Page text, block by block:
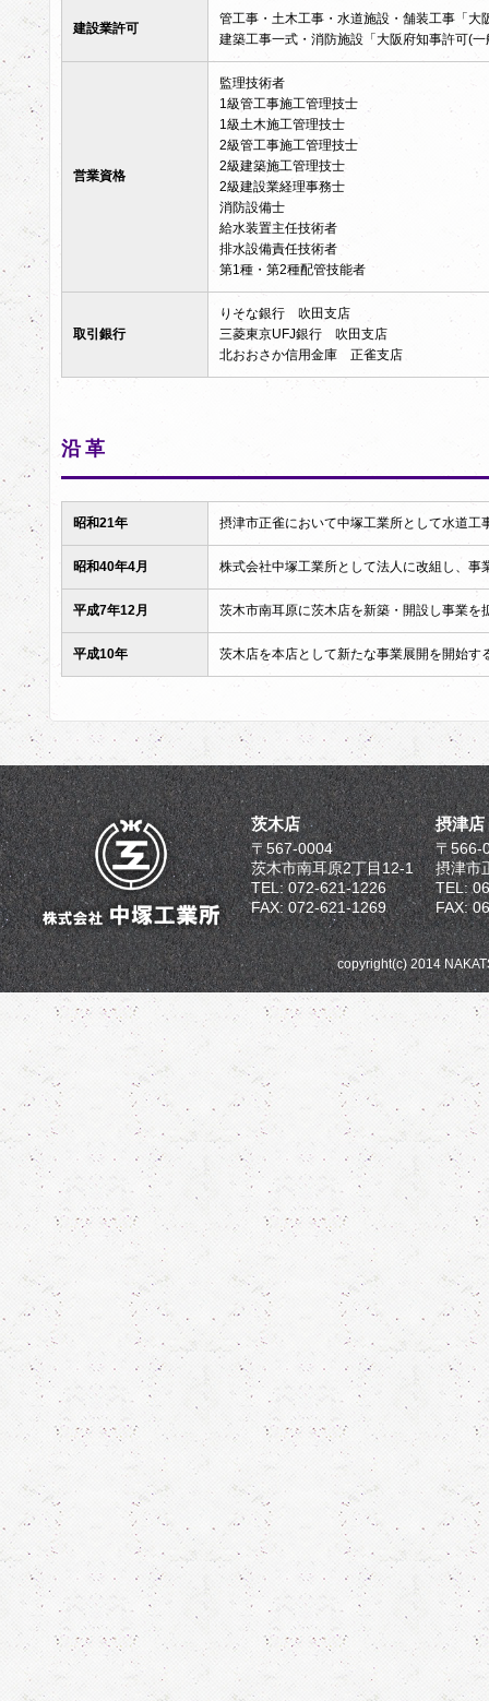
建設業許可
管工事・土木工事・水道施設・舗装工事「大
建築工事一式・消防施設「大阪府知事許可(
営業資格
監理技術者
1級管工事施工管理技士
1級土木施工管理技士
2級管工事施工管理技士
2級建築施工管理技士
2級建設業経理事務士
消防設備士
給水装置主任技術者
排水設備責任技術者
第1種・第2種配管技能者
取引銀行
りそな銀行 吹田支店
三菱東京UFJ銀行 吹田支店
北おおさか信用金庫 正雀支店
沿革
昭和21年 摂津市正雀において中塚工業所として水道工
昭和40年4月 株式会社中塚工業所として法人に改組し、事
平成7年12月 茨木市南耳原に茨木店を新築・開設し事業を
平成10年 茨木店を本店として新たな事業展開を開始す
茨木店
〒567-0004
茨木市南耳原2丁目12-1
TEL: 072-621-1226
FAX: 072-621-1269
摂津店
〒566-
摂津市
TEL:
FAX:
copyright(c) 2014